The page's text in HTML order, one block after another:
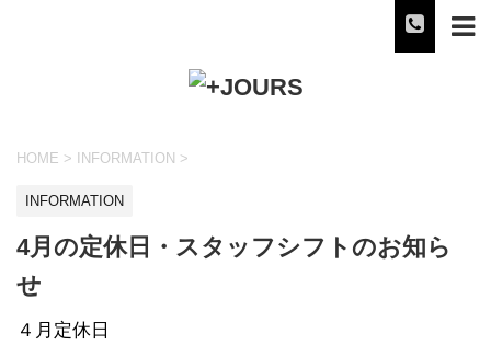
HOME > INFORMATION >
INFORMATION
4月の定休日・スタッフシフトのお知ら
せ
４月定休日